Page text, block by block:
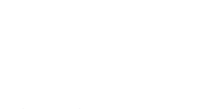
das Estampas”, Emilio Pucci era
segue no mundo da moda até os dias
na lista das marcas mais luxuosas.
trazem a marca registrada da Pucci:
e seguindo as cores e formas de
armações são as padronagens
de roupa da Maison e estão